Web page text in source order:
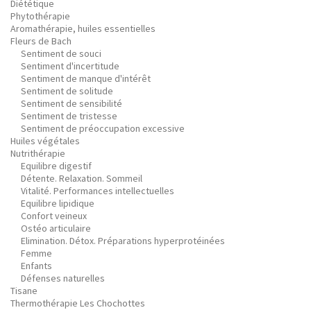
Diététique
Phytothérapie
Aromathérapie, huiles essentielles
Fleurs de Bach
Sentiment de souci
Sentiment d'incertitude
Sentiment de manque d'intérêt
Sentiment de solitude
Sentiment de sensibilité
Sentiment de tristesse
Sentiment de préoccupation excessive
Huiles végétales
Nutrithérapie
Equilibre digestif
Détente. Relaxation. Sommeil
Vitalité. Performances intellectuelles
Equilibre lipidique
Confort veineux
Ostéo articulaire
Elimination. Détox. Préparations hyperprotéinées
Femme
Enfants
Défenses naturelles
Tisane
Thermothérapie Les Chochottes